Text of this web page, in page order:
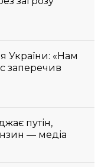
України: «Нам
заперечив
путін,
— медіа